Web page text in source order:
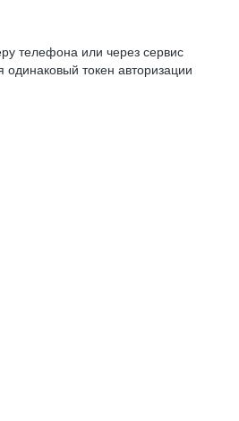
телефона или через сервис
токен авторизации